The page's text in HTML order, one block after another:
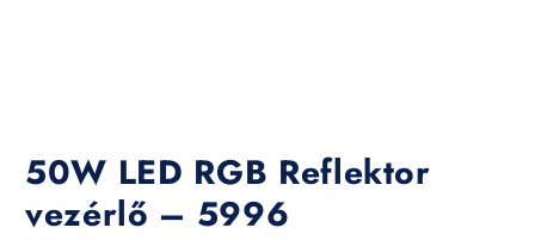
50W LED RGB Reflektor
vezérlő – 5996